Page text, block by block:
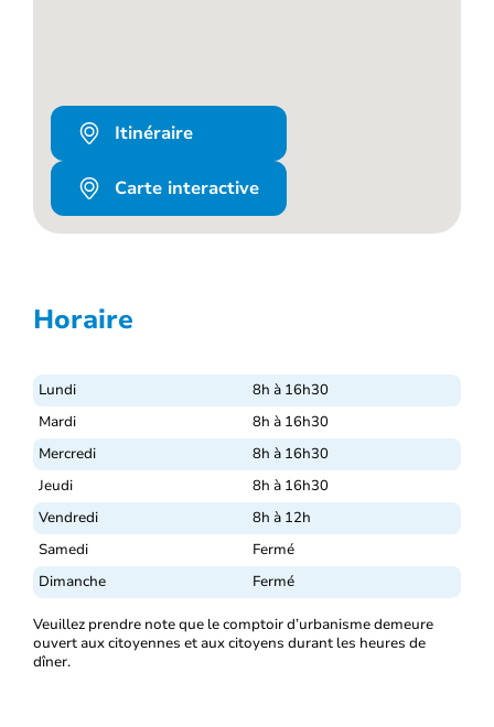
Itinéraire
Carte interactive
Horaire
Lundi
8h à 16h30
Mardi
8h à 16h30
Mercredi
8h à 16h30
Jeudi
8h à 16h30
Vendredi
8h à 12h
Samedi
Fermé
Dimanche
Fermé
Veuillez prendre note que le comptoir d’urbanisme demeure
ouvert aux citoyennes et aux citoyens durant les heures de
dîner.